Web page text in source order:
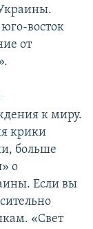
восток
от
к миру.
крики
больше
о
Если вы
«Свет